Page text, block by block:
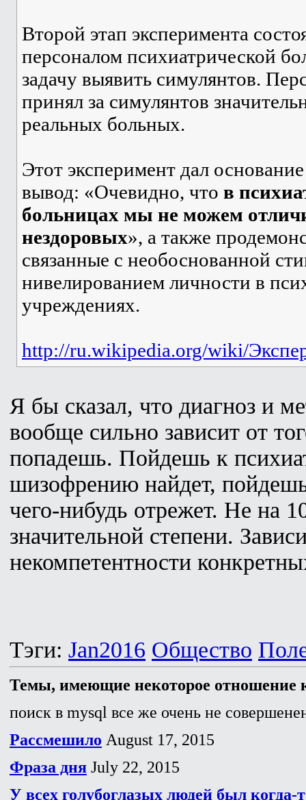
Второй этап эксперимента
персоналом психиатрической
задачу выявить симулянтов.
принял за симулянтов
реальных больных.
Этот эксперимент дал
вывод: «Очевидно, что в
больницах мы не можем
нездоровых», а также
связанные с необоснованной
нивелированием личности в
учреждениях.
http://ru.wikipedia.org/wiki/
Я бы сказал, что диагноз и
вообще сильно зависит от
попадешь. Пойдешь к
шизофрению найдет,
чего-нибудь отрежет. Не на
значительной степени.
некомпетентности
Тэги: Jan2016 Общество
Темы, имеющие некоторое отношение
поиск в mysql все же очень не
Рассмешило August 17, 2015
Фраза дня July 22, 2015
У всех голубоглазых людей был когда-